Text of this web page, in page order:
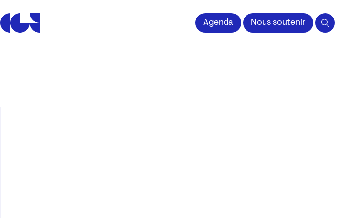
Centre de la Gravure et de l'Image impriméeAgenda Nous soutenir